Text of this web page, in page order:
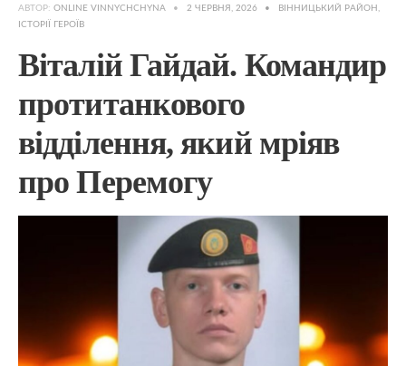
АВТОР: ONLINE VINNYCHCHYNA • 2 ЧЕРВНЯ, 2026 • ВІННИЦЬКИЙ РАЙОН ,
ІСТОРІЇ ГЕРОЇВ
Віталій Гайдай. Командир
протитанкового
відділення, який мріяв
про Перемогу